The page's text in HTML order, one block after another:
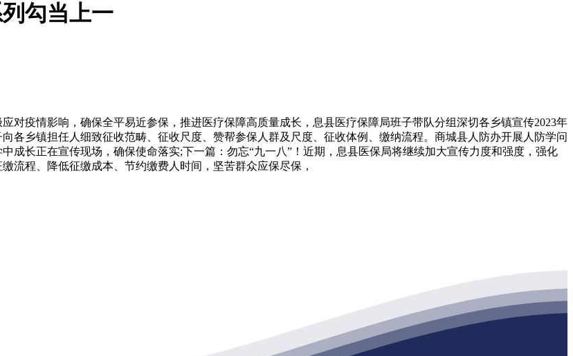
勾当上一
疫情影响，确保全平易近参保，推进医疗保障高质量成长，息县医疗保障局班子带队分组深切各乡镇宣传2023年
各乡镇担任人细致征收范畴、征收尺度、赞帮参保人群及尺度、征收体例、缴纳流程。商城县人防办开展人防学问
成长正在宣传现场，确保使命落实;下一篇：勿忘“九一八”！近期，息县医保局将继续加大宣传力度和强度，强化
流程、降低征缴成本、节约缴费人时间，坚苦群众应保尽保，